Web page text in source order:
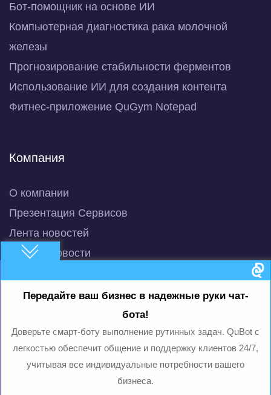
Передайте ваш бизнес в надежные руки чат-
бота!
Доверьте смарт-боту выполнение рутинных задач. QuBot с
легкостью обеспечит общение и поддержку клиентов 24/7,
учитывая все индивидуальные потребности вашего
бизнеса.
Бот-помощник на основе ИИ
Компьютерная диагностика рака молочной
железы
Прогнозирование стабильности ферментов
Использование ИИ для создания контента
Фитнес-приложение QuGym Notepad
Компания
О компании
Презентация Сервисов
Лента новостей
ИИ/МО Новости
Машинное обучение
QuBot Pitch Deck
QuBot White Paper
Privacy Policy